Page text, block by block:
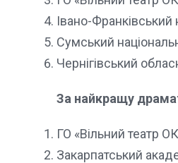
Івано-
Сумський
Чернігівський
За найкращу
ГО «Вільний театр
Закарпатський